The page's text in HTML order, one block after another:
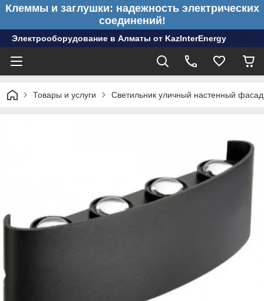
Клеммы и заглушки: надежность электрических
соединений!
Электрооборудование в Алматы от KazInterEnergy
Товары и услуги Светильник уличный настенный